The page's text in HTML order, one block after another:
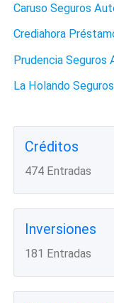
Caruso Seguros
Crediahora
Prudencia Seguros
La Holando
Créditos
474 Entradas
Inversiones
181 Entradas